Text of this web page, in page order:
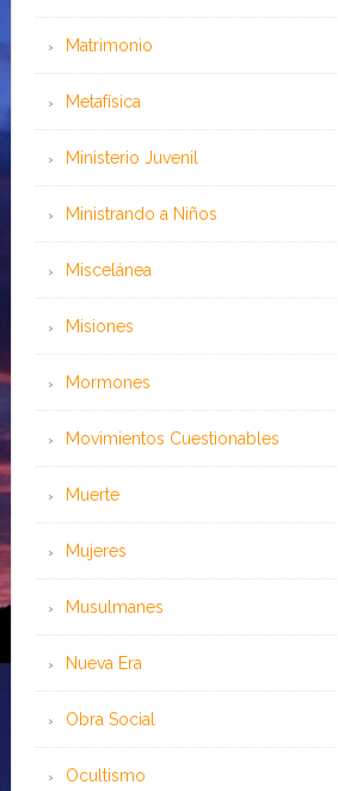
Matrimonio
Metafísica
Ministerio Juvenil
Ministrando a Niños
Miscelánea
Misiones
Mormones
Movimientos Cuestionables
Muerte
Mujeres
Musulmanes
Nueva Era
Obra Social
Ocultismo